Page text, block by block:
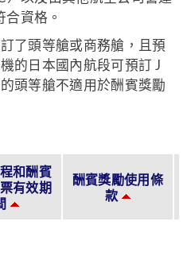
資格。
了頭等艙或商務艙，且預
的日本國內航段可預訂 J
頭等艙不適用於酬賓獎勵
和酬賓
有效期
酬賓獎勵使用條
款